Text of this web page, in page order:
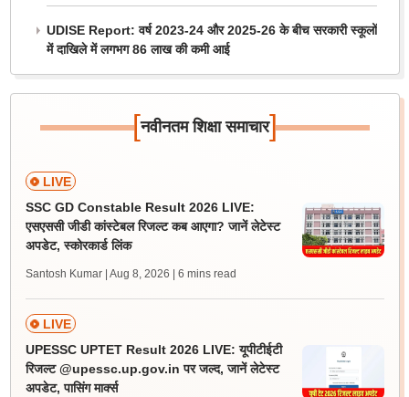
UDISE Report: वर्ष 2023-24 और 2025-26 के बीच सरकारी स्कूलों
में दाखिले में लगभग 86 लाख की कमी आई
[नवीनतम शिक्षा समाचार]
LIVE
SSC GD Constable Result 2026 LIVE:
एसएससी जीडी कांस्टेबल रिजल्ट कब आएगा? जानें लेटेस्ट
अपडेट, स्कोरकार्ड लिंक
Santosh Kumar | Aug 8, 2026 | 6 mins read
LIVE
UPESSC UPTET Result 2026 LIVE: यूपीटीईटी
रिजल्ट @upessc.up.gov.in पर जल्द, जानें लेटेस्ट
अपडेट, पासिंग मार्क्स